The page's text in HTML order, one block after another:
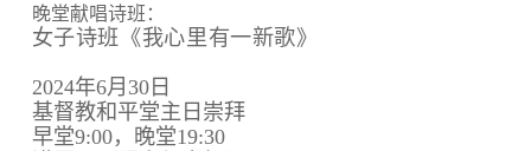
晚堂献唱诗班：
女子诗班《我心里有一新歌》
2024年6月30日
基督教和平堂主日崇拜
早堂9:00，晚堂19:30